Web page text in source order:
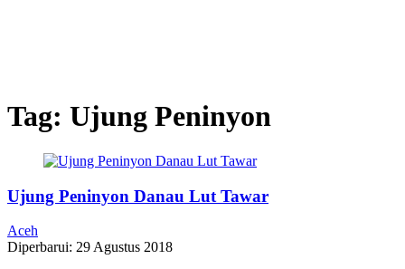
Tag: Ujung Peninyon
Ujung Peninyon Danau Lut Tawar
Aceh
Diperbarui: 29 Agustus 2018